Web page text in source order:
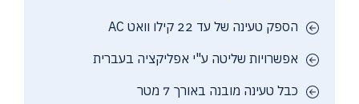
הספק טעינה של עד 22 קילו וואט AC
אפשרויות שליטה ע"י אפליקציה בעברית
כבל טעינה מובנה באורך 7 מטר